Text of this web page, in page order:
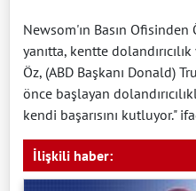
Newsom'ın Basın
yanıtta, kentte
Öz, (ABD Başkanı Donald)
önce başlayan
kendi başarısını kutluyor."
İlişkili haber: